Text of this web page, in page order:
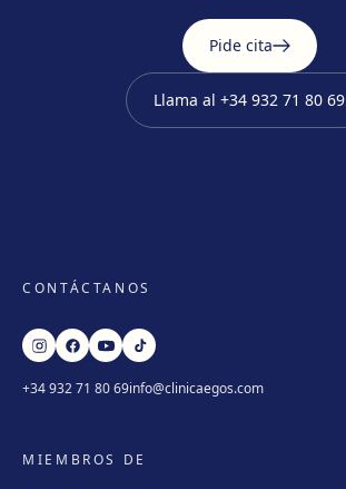
Pide cita
Llama al +34 932 71 80 69
CONTÁCTANOS
+34 932 71 80 69info@clinicaegos.com
MIEMBROS DE